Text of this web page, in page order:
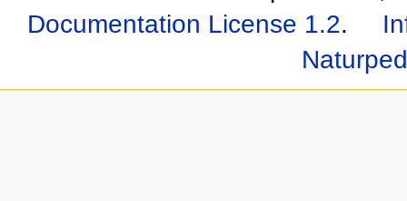
Documentation License 1.2.